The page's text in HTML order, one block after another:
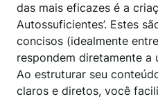
das mais eficazes é a
Autossuficientes’. Estes
concisos (idealmente
respondem diretamente a
Ao estruturar seu
claros e diretos, você